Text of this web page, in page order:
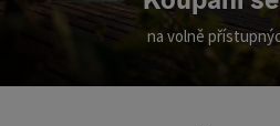
na volně